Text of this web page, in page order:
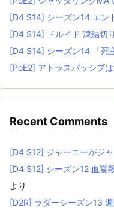
[D4 S14] シーズン14 エン
[D4 S14] ドルイド 凍結切
[D4 S14] シーズン14 「死
[PoE2] アトラスパッシブ
Recent Comments
[D4 S12] ジャーニーがジ
[D4 S12] シーズン12 血宴
より
[D2R] ラダーシーズン13